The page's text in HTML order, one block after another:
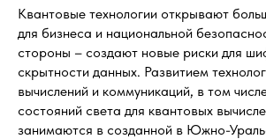
Квантовые технологии открывают
для бизнеса и национальной
стороны – создают новые риски для
скрытности данных. Развитием
вычислений и коммуникаций, в том
состояний света для квантовых
занимаются в созданной в Южно-